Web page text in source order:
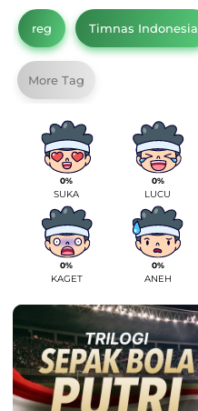
reg Timnas Indonesia
More Tag
0%
SUKA
0%
LUCU
0%
KAGET
0%
ANEH